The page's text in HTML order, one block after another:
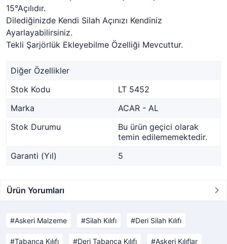
15°Açılıdır.
Dilediğinizde Kendi Silah Açınızı Kendiniz
Ayarlayabilirsiniz.
Tekli Şarjörlük Ekleyebilme Özelliği Mevcuttur.
Diğer Özellikler
Stok Kodu
LT 5452
Marka
ACAR - AL
Stok Durumu
Bu ürün geçici olarak
temin edilememektedir.
Garanti (Yıl)
5
Ürün Yorumları
Askeri Malzeme Silah Kılıfı Deri Silah Kılıfı
Tabanca Kılıfı Deri Tabanca Kılıfı Askeri Kılıflar